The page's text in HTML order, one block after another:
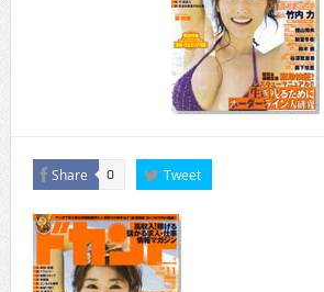
CINEMA×STYLE 286号
CINEMA×STYLE 285号
CINEMA×STYLE 294号
Share 0 Tweet